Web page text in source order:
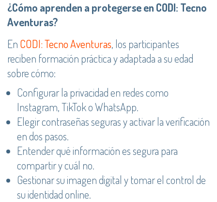
¿Cómo aprenden a protegerse en CODI: Tecno
Aventuras?
En CODI: Tecno Aventuras, los participantes
reciben formación práctica y adaptada a su edad
sobre cómo:
Configurar la privacidad en redes como
Instagram, TikTok o WhatsApp.
Elegir contraseñas seguras y activar la verificación
en dos pasos.
Entender qué información es segura para
compartir y cuál no.
Gestionar su imagen digital y tomar el control de
su identidad online.